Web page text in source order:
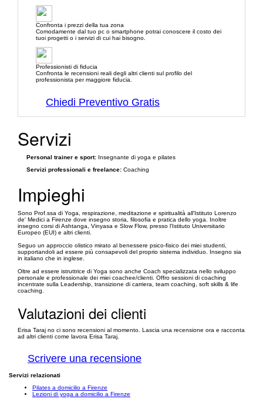
Confronta i prezzi della tua zona
Comodamente dal tuo pc o smartphone potrai conoscere il costo dei
tuoi progetti o i servizi di cui hai bisogno.
Professionisti di fiducia
Confronta le recensioni reali degli altri clienti sul profilo del
professionista per maggiore fiducia.
Chiedi Preventivo Gratis
Servizi
Personal trainer e sport: Insegnante di yoga e pilates
Servizi professionali e freelance: Coaching
Impieghi
Sono Prof.ssa di Yoga, respirazione, meditazione e spiritualità all'Istituto Lorenzo
de' Medici a Firenze dove insegno storia, filosofia e pratica dello yoga. Inoltre
insegno corsi di Ashtanga, Vinyasa e Slow Flow, presso l'Istituto Universitario
Europeo (EUI) e altri clienti.
Seguo un approccio olistico mirato al benessere psico-fisico dei miei studenti,
supportandoli ad essere più consapevoli del proprio sistema individuo. Insegno sia
in italiano che in inglese.
Oltre ad essere istruttrice di Yoga sono anche Coach specializzata nello sviluppo
personale e professionale dei miei coachee/clienti. Offro sessioni di coaching
incentrate sulla Leadership, transizione di carriera, team coaching, soft skills & life
coaching.
Valutazioni dei clienti
Erisa Taraj no ci sono recensioni al momento. Lascia una recensione ora e racconta
ad altri clienti come lavora Erisa Taraj.
Scrivere una recensione
Servizi relazionati
Pilates a domicilio a Firenze
Lezioni di yoga a domicilio a Firenze